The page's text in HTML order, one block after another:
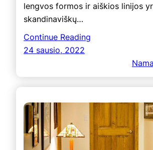
lengvos formos ir aiškios linijos
skandinaviškų…
Continue Reading
24 sausio, 2022